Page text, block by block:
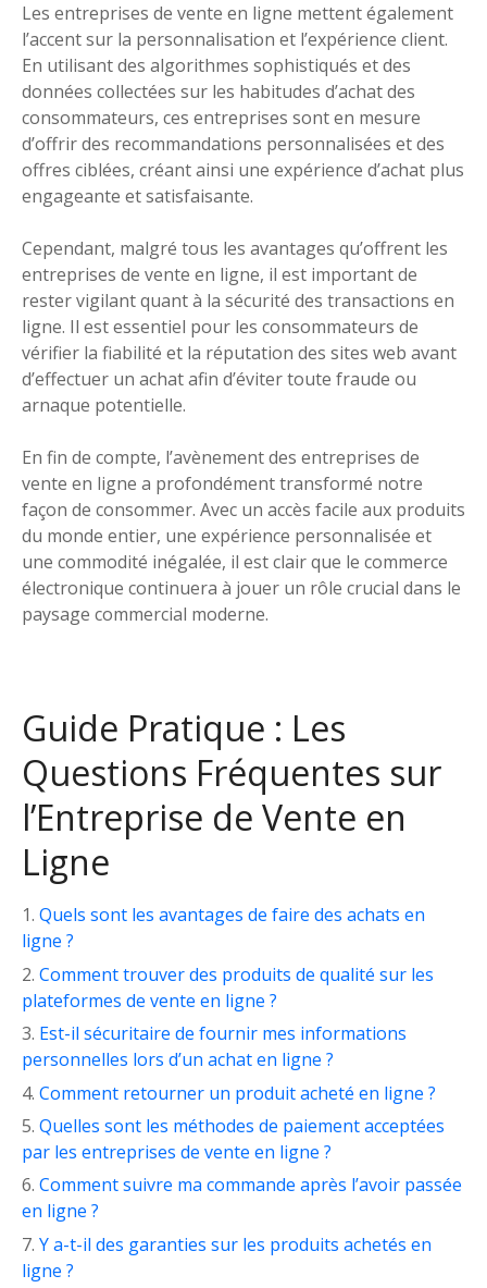
Les entreprises de vente en ligne mettent également
l’accent sur la personnalisation et l’expérience client.
En utilisant des algorithmes sophistiqués et des
données collectées sur les habitudes d’achat des
consommateurs, ces entreprises sont en mesure
d’offrir des recommandations personnalisées et des
offres ciblées, créant ainsi une expérience d’achat plus
engageante et satisfaisante.
Cependant, malgré tous les avantages qu’offrent les
entreprises de vente en ligne, il est important de
rester vigilant quant à la sécurité des transactions en
ligne. Il est essentiel pour les consommateurs de
vérifier la fiabilité et la réputation des sites web avant
d’effectuer un achat afin d’éviter toute fraude ou
arnaque potentielle.
En fin de compte, l’avènement des entreprises de
vente en ligne a profondément transformé notre
façon de consommer. Avec un accès facile aux produits
du monde entier, une expérience personnalisée et
une commodité inégalée, il est clair que le commerce
électronique continuera à jouer un rôle crucial dans le
paysage commercial moderne.
Guide Pratique : Les
Questions Fréquentes sur
l’Entreprise de Vente en
Ligne
Quels sont les avantages de faire des achats en
ligne ?
Comment trouver des produits de qualité sur les
plateformes de vente en ligne ?
Est-il sécuritaire de fournir mes informations
personnelles lors d’un achat en ligne ?
Comment retourner un produit acheté en ligne ?
Quelles sont les méthodes de paiement acceptées
par les entreprises de vente en ligne ?
Comment suivre ma commande après l’avoir passée
en ligne ?
Y a-t-il des garanties sur les produits achetés en
ligne ?